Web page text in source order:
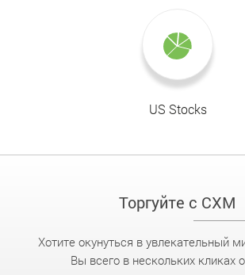
US Stocks
Торгуйте с CXM
Хотите окунуться в увлекательный
Вы всего в нескольких кликах